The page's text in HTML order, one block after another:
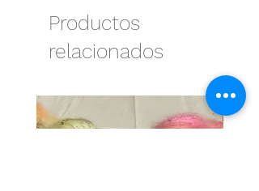
Productos
relacionados